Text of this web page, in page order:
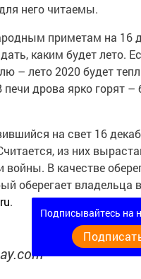
него читаемы.
приметам на 16
каким будет лето.
– лето 2020 будет
дрова ярко горят –
на свет 16
из них
войны. В качестве
оберегает владельца
.
Подписывайтесь на